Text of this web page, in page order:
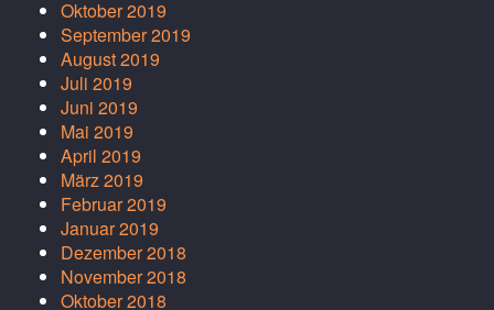
Oktober 2019
September 2019
August 2019
Juli 2019
Juni 2019
Mai 2019
April 2019
März 2019
Februar 2019
Januar 2019
Dezember 2018
November 2018
Oktober 2018